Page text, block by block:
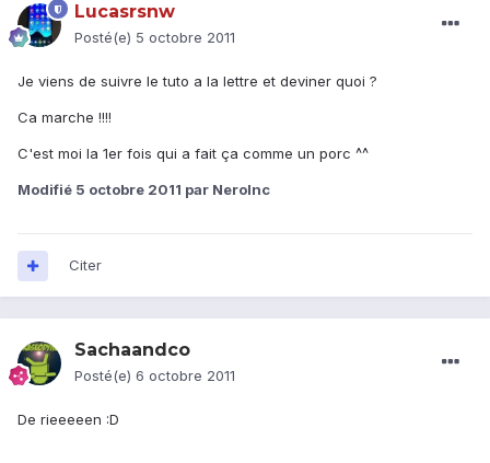
Lucasrsnw
Posté(e) 5 octobre 2011
Je viens de suivre le tuto a la lettre et deviner quoi ?
Ca marche !!!!
C'est moi la 1er fois qui a fait ça comme un porc ^^
Modifié 5 octobre 2011 par NeroInc
Citer
Sachaandco
Posté(e) 6 octobre 2011
De rieeeeen :D